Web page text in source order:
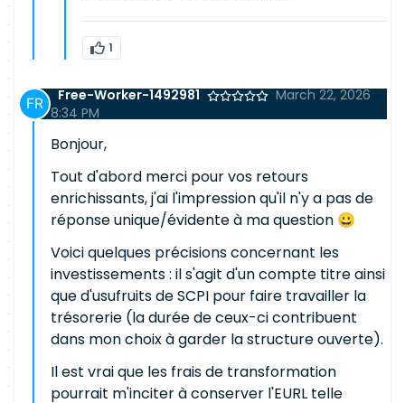
1
Free-Worker-1492981
March 22, 2026
8:34 PM
Bonjour,
Tout d'abord merci pour vos retours
enrichissants, j'ai l'impression qu'il n'y a pas de
réponse unique/évidente à ma question 😀
Voici quelques précisions concernant les
investissements : il s'agit d'un compte titre ainsi
que d'usufruits de SCPI pour faire travailler la
trésorerie (la durée de ceux-ci contribuent
dans mon choix à garder la structure ouverte).
Il est vrai que les frais de transformation
pourrait m'inciter à conserver l'EURL telle